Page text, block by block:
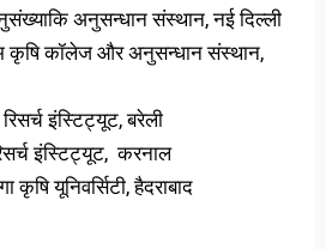
अनुसन्धान संस्थान, नई दिल्ली
कृषि कॉलेज और अनुसन्धान संस्थान,
इंस्टिट्यूट, बरेली
इंस्टिट्यूट, करनाल
कृषि यूनिवर्सिटी, हैदराबाद